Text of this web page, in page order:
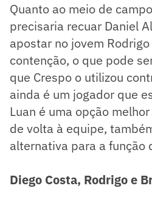
Quanto ao meio de
precisaria recuar Daniel
apostar no jovem
contenção, o que pode
que Crespo o utilizou
ainda é um jogador que
Luan é uma opção
de volta à equipe,
alternativa para a função
Diego Costa, Rodrigo e